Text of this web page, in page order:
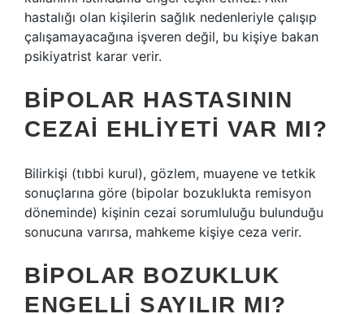
hastalığı olan kişilerin sağlık nedenleriyle çalışıp
çalışamayacağına işveren değil, bu kişiye bakan
psikiyatrist karar verir.
BIPOLAR HASTASININ
CEZAI EHLIYETI VAR MI?
Bilirkişi (tıbbi kurul), gözlem, muayene ve tetkik
sonuçlarına göre (bipolar bozuklukta remisyon
döneminde) kişinin cezai sorumluluğu bulunduğu
sonucuna varırsa, mahkeme kişiye ceza verir.
BIPOLAR BOZUKLUK
ENGELLI SAYILIR MI?